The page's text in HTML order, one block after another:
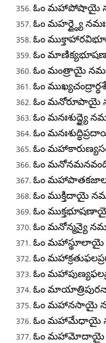
ఓం మహాపోషాయై
ఓం మహర్ద్ధ్యై నమః
ఓం
ఓం
ఓం మంత్రాయై నమః
ఓం
ఓం మనోరూపాయై
ఓం మనఃశుద్ధ్యై
ఓం
ఓం
ఓం
ఓం
ఓం ముక్తిదాయై
ఓం
ఓం మనోన్మన్యై
ఓం మహాస్థూలాయై
ఓం
ఓం
ఓం
ఓం మహానసాయై
ఓం మహామేధాయై
ఓం మహామోదాయై